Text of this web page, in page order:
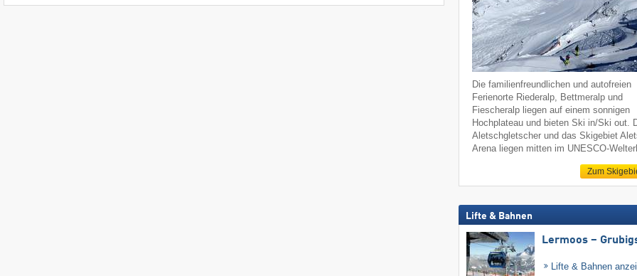
Die familienfreundlichen und autofreien
Ferienorte Riederalp, Bettmeralp und
Fiescheralp liegen auf einem sonnigen
Hochplateau und bieten Ski in/Ski out.
Aletschgletscher und das Skigebiet
Arena liegen mitten im UNESCO-
Zum
Lifte & Bahnen
Lermoos –
Lifte & Bahnen